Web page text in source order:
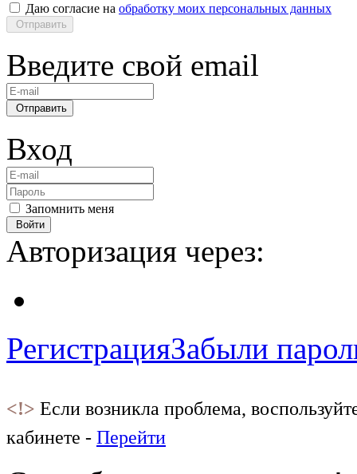
Даю согласие на обработку моих персональных данных
Отправить
Введите свой email
Отправить
Вход
Запомнить меня
Войти
Авторизация через:
РегистрацияЗабыли
<!> Если возникла проблема,
кабинете - Перейти